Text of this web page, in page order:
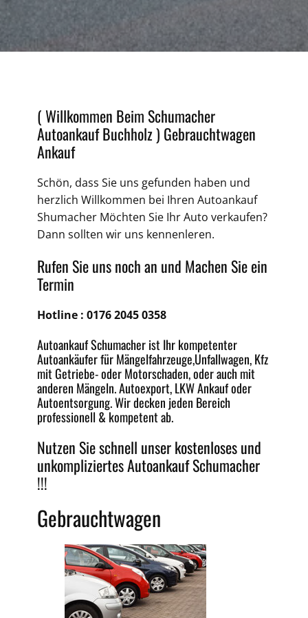
( Willkommen Beim Schumacher
AutoankaufBuchholz) Gebrauchtwagen
Ankauf
Schön, dass Sie uns gefunden haben und
herzlich Willkommen bei Ihren Autoankauf
Shumacher Möchten Sie Ihr Auto verkaufen?
Dann sollten wir uns kennenleren.
Rufen Sie uns noch an und Machen Sie ein
Termin
Hotline : 0176 2045 0358
Autoankauf Schumacher ist Ihr kompetenter
Autoankäufer für Mängelfahrzeuge,Unfallwagen, Kfz
mit Getriebe-oderMotorschaden, oder auch mit
anderen Mängeln.Autoexport, LKW Ankauf oder
Autoentsorgung. Wir decken jeden Bereich
professionell & kompetent ab.
Nutzen Sie schnell unser kostenloses und
unkompliziertesAutoankauf Schumacher
!!!
Gebrauchtwagen